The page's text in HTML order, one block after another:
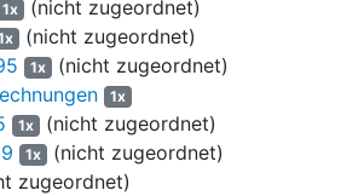
als angemessen dar.
Einzelheiten des Bewertungsgutachtens
von E… S…
Aktualisierungserklärungen und der
wird in vollem Umfang auf
AG 5 bis AG 7 Bezug genommen.
1x (nicht zugeordnet)
(nicht zugeordnet)
1x (nicht zugeordnet)
1x
1x (nicht zugeordnet)
1x (nicht zugeordnet)
zugeordnet)